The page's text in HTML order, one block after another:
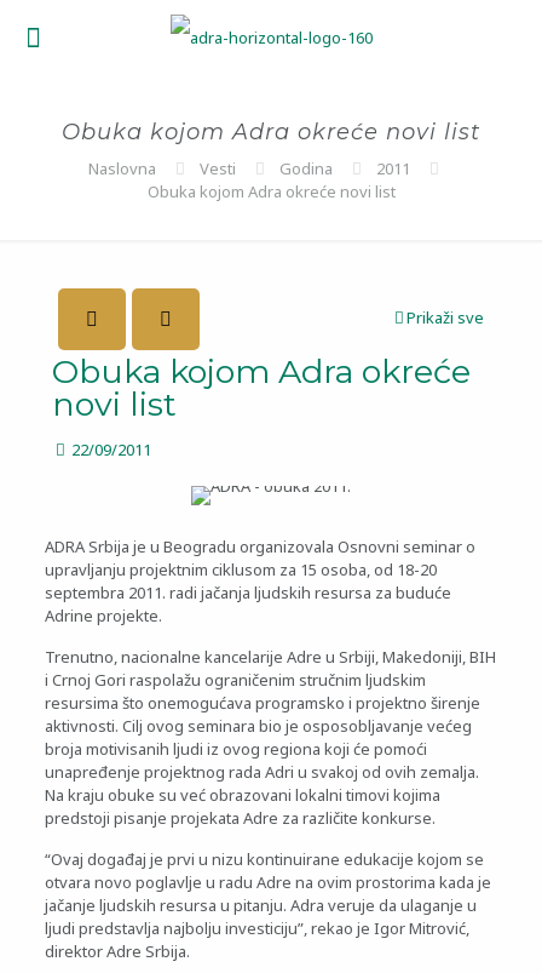
Obuka kojom Adra okreće novi list
Naslovna Vesti Godina
2011
Obuka kojom Adra okreće novi list
Prikaži sve
Obuka kojom Adra okreće
novi list
22/09/2011
ADRA Srbija je u Beogradu organizovala Osnovni seminar o
upravljanju projektnim ciklusom za 15 osoba, od 18-20
septembra 2011. radi jačanja ljudskih resursa za buduće
Adrine projekte.
Trenutno, nacionalne kancelarije Adre u Srbiji, Makedoniji, BIH
i Crnoj Gori raspolažu ograničenim stručnim ljudskim
resursima što onemogućava programsko i projektno širenje
aktivnosti. Cilj ovog seminara bio je osposobljavanje većeg
broja motivisanih ljudi iz ovog regiona koji će pomoći
unapređenje projektnog rada Adri u svakoj od ovih zemalja.
Na kraju obuke su već obrazovani lokalni timovi kojima
predstoji pisanje projekata Adre za različite konkurse.
“Ovaj događaj je prvi u nizu kontinuirane edukacije kojom se
otvara novo poglavlje u radu Adre na ovim prostorima kada je
jačanje ljudskih resursa u pitanju. Adra veruje da ulaganje u
ljudi predstavlja najbolju investiciju”, rekao je Igor Mitrović,
direktor Adre Srbija.